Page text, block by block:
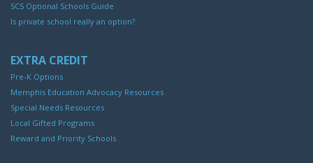
SCS Optional Schools Guide
Is private school really an option?
EXTRA CREDIT
Pre-K Options
Memphis Education Advocacy Resources
Special Needs Resources
Local Gifted Programs
Reward and Priority Schools